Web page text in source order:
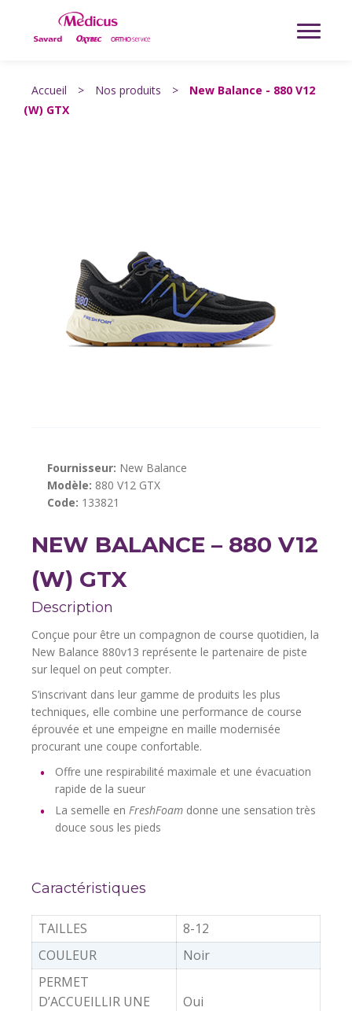
Accueil > Nos produits >
New Balance - 880 V12
(W) GTX
Fournisseur: New Balance
Modèle: 880 V12 GTX
Code: 133821
NEW BALANCE – 880 V12
(W) GTX
Description
Conçue pour être un compagnon de course quotidien, la
New Balance 880v13 représente le partenaire de piste
sur lequel on peut compter.
S’inscrivant dans leur gamme de produits les plus
techniques, elle combine une performance de course
éprouvée et une empeigne en maille modernisée
procurant une coupe confortable.
Offre une respirabilité maximale et une évacuation
rapide de la sueur
La semelle en FreshFoam donne une sensation très
douce sous les pieds
Caractéristiques
TAILLES
8-12
COULEUR
Noir
PERMET
D’ACCUEILLIR UNE
Oui